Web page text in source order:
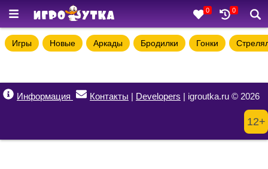
0 0
Игры Новые Аркады Бродилки Гонки
Информация Контакты | Developers | igroutka.ru © 2026
12+